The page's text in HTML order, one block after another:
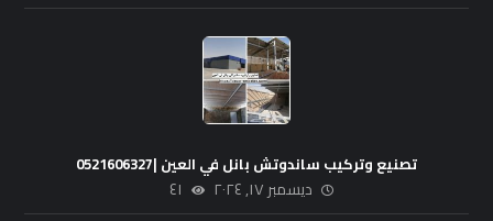
تصنيع وتركيب ساندوتش بانل في العين |0521606327
ديسمبر ١٧, ٢٠٢٤ ٤١